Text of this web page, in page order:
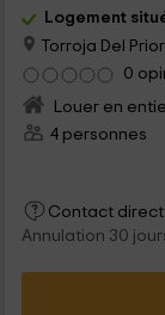
Logement
Torroja Del
0
Louer en
4 personnes
Contact direct
Annulation 30